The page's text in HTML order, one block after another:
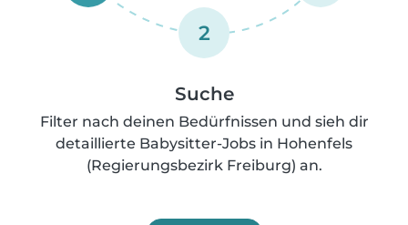
2
Suche
Filter nach deinen Bedürfnissen und sieh dir
detaillierte Babysitter-Jobs in Hohenfels
(Regierungsbezirk Freiburg) an.